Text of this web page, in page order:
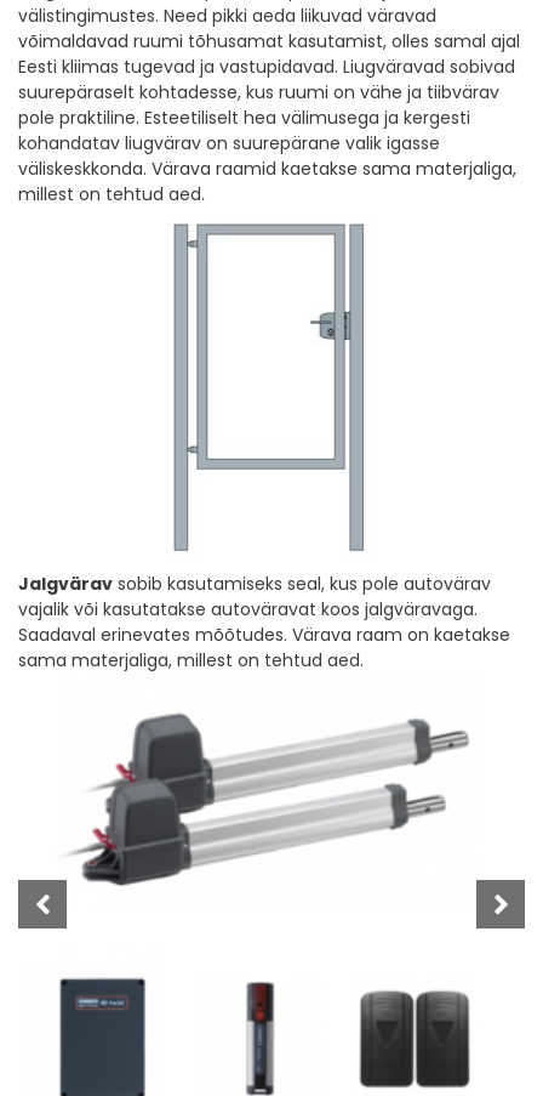
välistingimustes. Need pikki aeda liikuvad väravad
võimaldavad ruumi tõhusamat kasutamist, olles samal ajal
Eesti kliimas tugevad ja vastupidavad. Liugväravad sobivad
suurepäraselt kohtadesse, kus ruumi on vähe ja tiibvärav
pole praktiline. Esteetiliselt hea välimusega ja kergesti
kohandatav liugvärav on suurepärane valik igasse
väliskeskkonda. Värava raamid kaetakse sama materjaliga,
millest on tehtud aed.
Jalgvärav sobib kasutamiseks seal, kus pole autovärav
vajalik või kasutatakse autoväravat koos jalgväravaga.
Saadaval erinevates mõõtudes. Värava raam on kaetakse
sama materjaliga, millest on tehtud aed.